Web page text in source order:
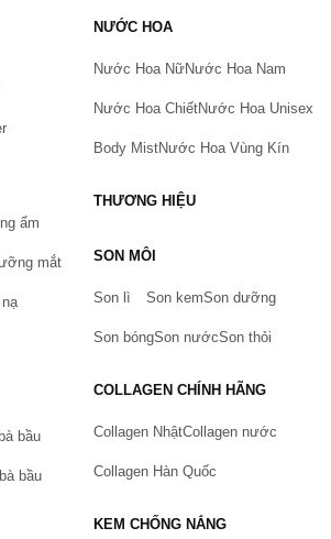
có thể tham khảo
chúng tôi sẽ liên hệ lại Quý Khách trong
nhất.
tôi. Hoặc gọi cho chúng tôi qua số
ẩm
mắt
bầu
bầu
NƯỚC HOA
Nước Hoa NữNước Hoa Nam
Nước Hoa ChiếtNước Hoa Unisex
Body MistNước Hoa Vùng Kín
THƯƠNG HIỆU
SON MÔI
Son lì Son kemSon dưỡng
Son bóngSon nướcSon thỏi
COLLAGEN CHÍNH HÃNG
Collagen NhậtCollagen nước
Collagen Hàn Quốc
KEM CHỐNG NẮNG